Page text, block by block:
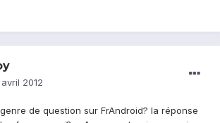
avril 2012
de question sur FrAndroid? la réponse